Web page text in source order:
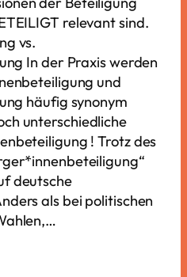
relevant sind.
vs.
In der Praxis werden
und
häufig synonym
unterschiedliche
! Trotz des
deutsche
als bei politischen